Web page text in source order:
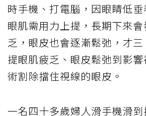
時手機、打電腦，因眼睛低
眼肌需用力上提，長期下來
乏，眼皮也會逐漸鬆弛，才
提眼肌疲乏、 眼皮鬆弛到影
術割除擋住視線的眼皮。
一名四十多歲婦人滑手機滑到